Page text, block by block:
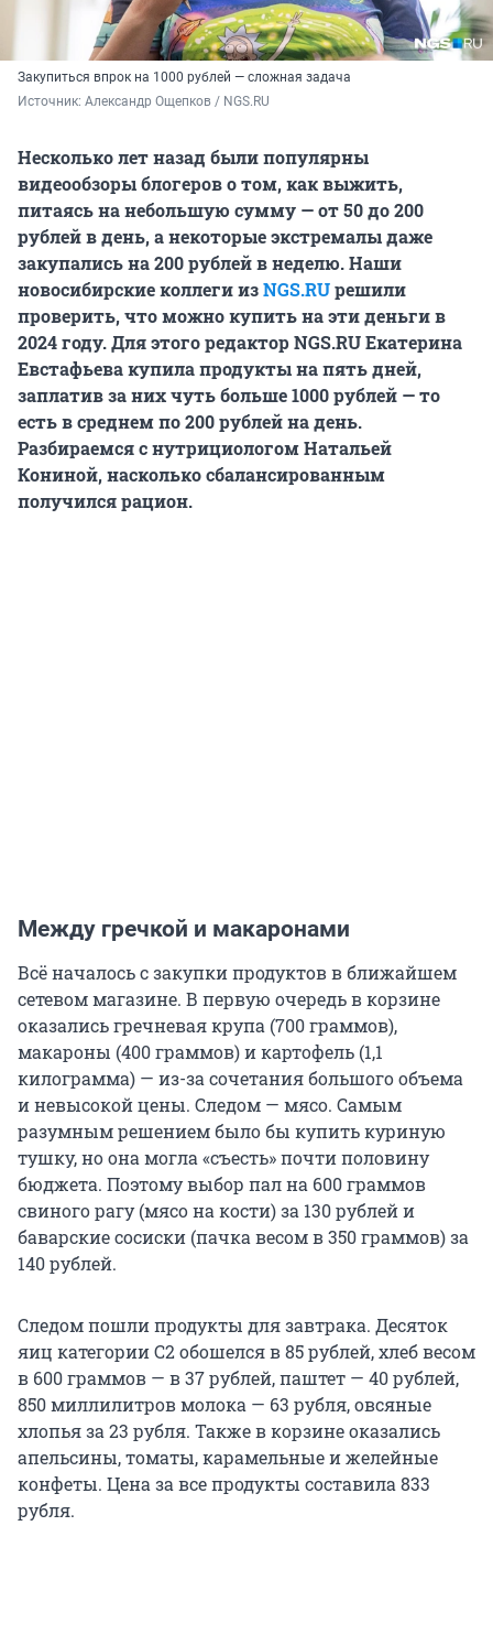
Закупиться впрок на 1000 рублей — сложная задача
Источник: Александр Ощепков / NGS.RU
Несколько лет назад были популярны
видеообзоры блогеров о том, как выжить,
питаясь на небольшую сумму — от 50 до 200
рублей в день, а некоторые экстремалы даже
закупались на 200 рублей в неделю. Наши
новосибирские коллеги изNGS.RUрешили
проверить, что можно купить на эти деньги в
2024 году. Для этого редактор NGS.RUЕкатерина
Евстафьева купила продукты на пять дней,
заплатив за них чуть больше 1000 рублей — то
есть в среднем по 200 рублей на день.
Разбираемся с нутрициологом Натальей
Кониной, насколько сбалансированным
получился рацион.
Между гречкой и макаронами
Всё началось с закупки продуктов в ближайшем
сетевом магазине. В первую очередь в корзине
оказались гречневая крупа (700 граммов),
макароны (400 граммов) и картофель (1,1
килограмма) — из-за сочетания большого объема
и невысокой цены. Следом — мясо. Самым
разумным решением было бы купить куриную
тушку, но она могла «съесть» почти половину
бюджета. Поэтому выбор пал на 600 граммов
свиного рагу (мясо на кости) за 130 рублей и
баварские сосиски (пачка весом в 350 граммов) за
140 рублей.
Следом пошли продукты для завтрака. Десяток
яиц категории С2 обошелся в 85 рублей, хлеб весом
в 600 граммов — в 37 рублей, паштет — 40 рублей,
850 миллилитров молока — 63 рубля, овсяные
хлопья за 23 рубля. Также в корзине оказались
апельсины, томаты, карамельные и желейные
конфеты. Цена за все продукты составила 833
рубля.